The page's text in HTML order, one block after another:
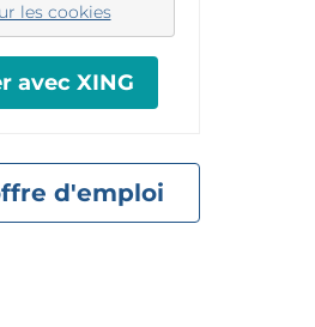
les cookies
avec XING
d'emploi